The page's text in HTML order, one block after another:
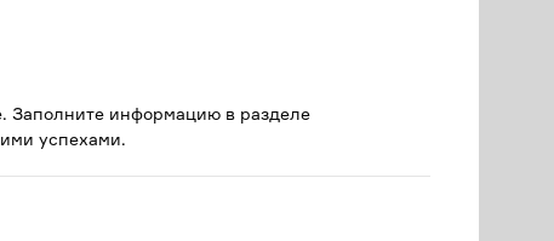
Заполните информацию в разделе
успехами.